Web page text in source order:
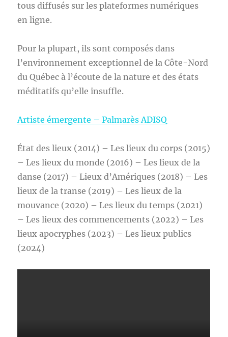
tous diffusés sur les plateformes numériques
en ligne.
Pour la plupart, ils sont composés dans
l’environnement exceptionnel de la Côte-Nord
du Québec à l’écoute de la nature et des états
méditatifs qu’elle insuffle.
Artiste émergente – Palmarès ADISQ
État des lieux (2014) – Les lieux du corps (2015)
– Les lieux du monde (2016) – Les lieux de la
danse (2017) – Lieux d’Amériques (2018) – Les
lieux de la transe (2019) – Les lieux de la
mouvance (2020) – Les lieux du temps (2021)
– Les lieux des commencements (2022) – Les
lieux apocryphes (2023) – Les lieux publics
(2024)